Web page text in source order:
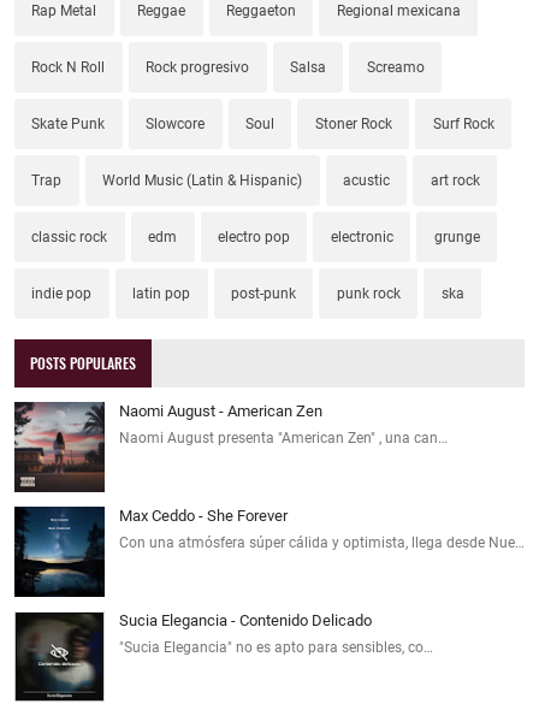
Rap Metal Reggae Reggaeton Regional mexicana
Rock N Roll Rock progresivo Salsa Screamo
Skate Punk Slowcore Soul Stoner Rock Surf Rock
Trap World Music (Latin & Hispanic) acustic art rock
classic rock edm electro pop electronic grunge
indie pop latin pop post-punk punk rock ska
POSTS POPULARES
Naomi August - American Zen
Naomi August presenta "American Zen" , una can…
Max Ceddo - She Forever
Con una atmósfera súper cálida y optimista, llega desde Nue…
Sucia Elegancia - Contenido Delicado
"Sucia Elegancia" no es apto para sensibles, co…